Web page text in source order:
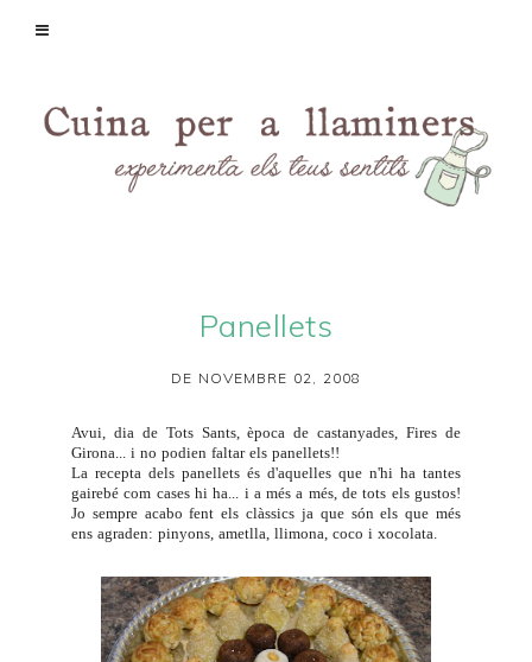
Panellets
DE NOVEMBRE 02, 2008
Avui, dia de Tots Sants, època de castanyades, Fires de
Girona... i no podien faltar els panellets!!
La recepta dels panellets és d'aquelles que n'hi ha tantes
gairebé com cases hi ha... i a més a més, de tots els gustos!
Jo sempre acabo fent els clàssics ja que són els que més
ens agraden: pinyons, ametlla, llimona, coco i xocolata.